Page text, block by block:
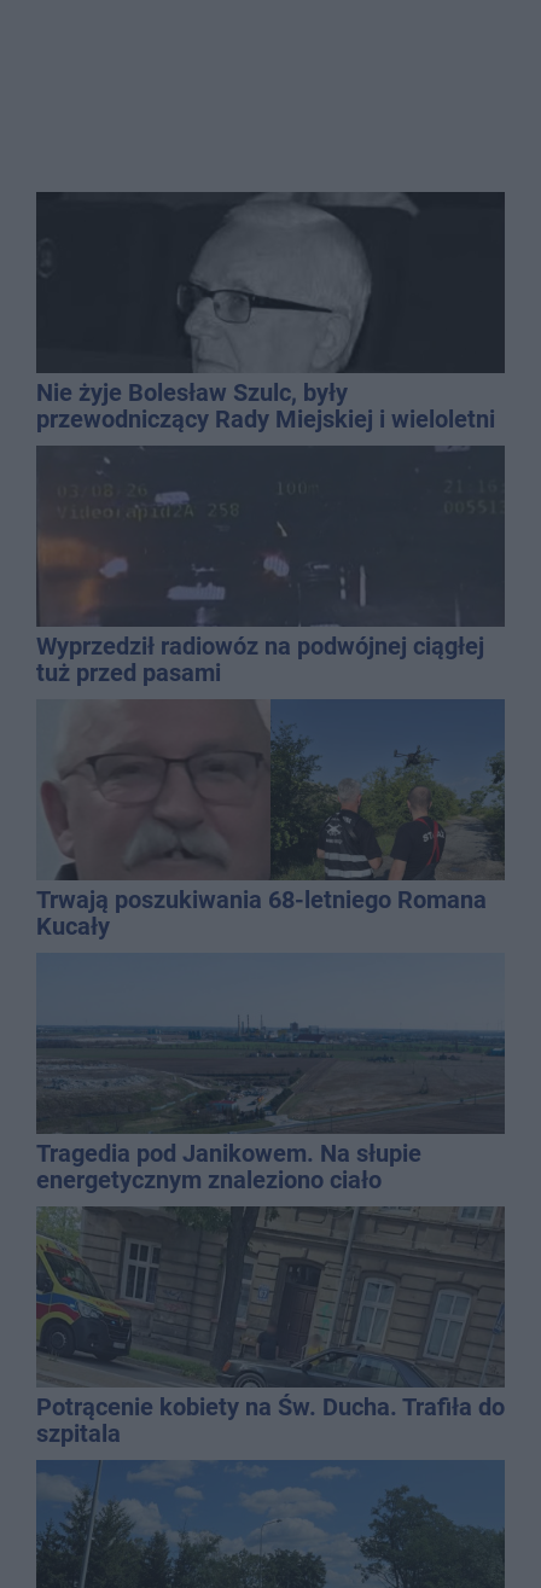
Nie żyje Bolesław Szulc, były
przewodniczący Rady Miejskiej i wieloletni
dyrektor SP 14
Wyprzedził radiowóz na podwójnej ciągłej
tuż przed pasami
Trwają poszukiwania 68-letniego Romana
Kucały
Tragedia pod Janikowem. Na słupie
energetycznym znaleziono ciało
mężczyzny
Potrącenie kobiety na Św. Ducha. Trafiła do
szpitala